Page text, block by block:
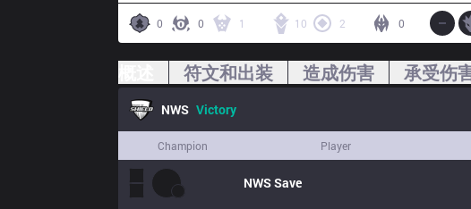
0 0 1 10 2 0
符文和出装 造成伤害 承受伤
NWS Victory
Champion Player
NWSSave